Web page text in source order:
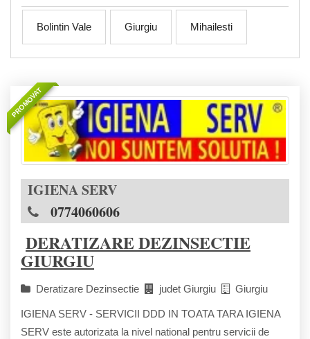
Bolintin Vale Giurgiu Mihailesti
PROMOVAT
IGIENA SERV
0774060606
DERATIZARE DEZINSECTIE
GIURGIU
Deratizare Dezinsectie judet Giurgiu Giurgiu
IGIENA SERV - SERVICII DDD IN TOATA TARA IGIENA
SERV este autorizata la nivel national pentru servicii de